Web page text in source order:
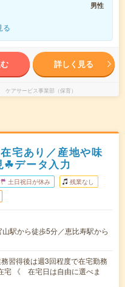
男性
る
詳しく見る
アサービス事業部（保育）
宅あり／産地や味
☘データ入力
土日祝日が休み 残業なし
駅から徒歩5分／恵比寿駅から
習得後は週3回程度で在宅勤務
《 在宅日は自由に選べま